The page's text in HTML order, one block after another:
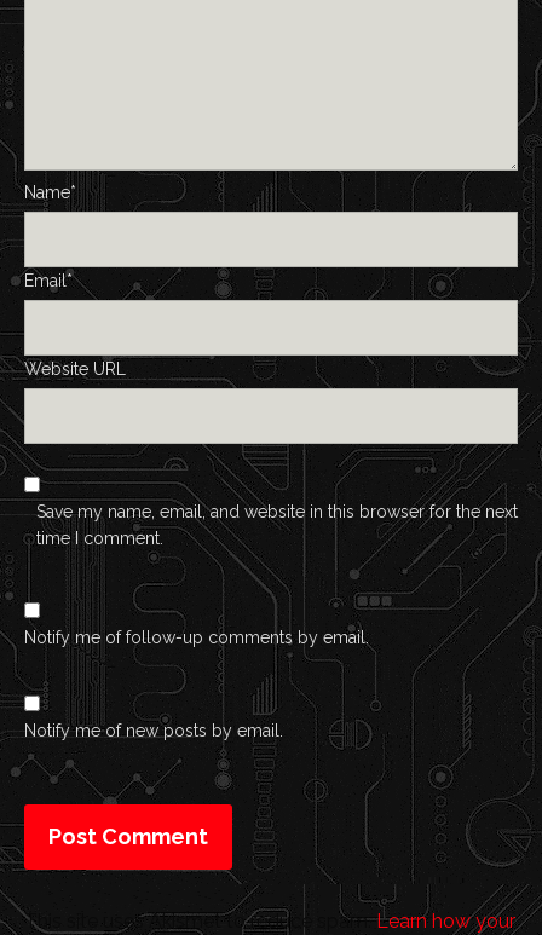
Name*
Email*
Website URL
Save my name, email, and website in this browser for the next
time I comment.
Notify me of follow-up comments by email.
Notify me of new posts by email.
This site uses Akismet to reduce spam.Learn how your